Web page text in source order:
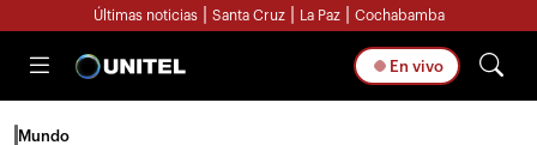
Últimas noticias Santa Cruz La Paz Cochabamba
En vivo
Mundo